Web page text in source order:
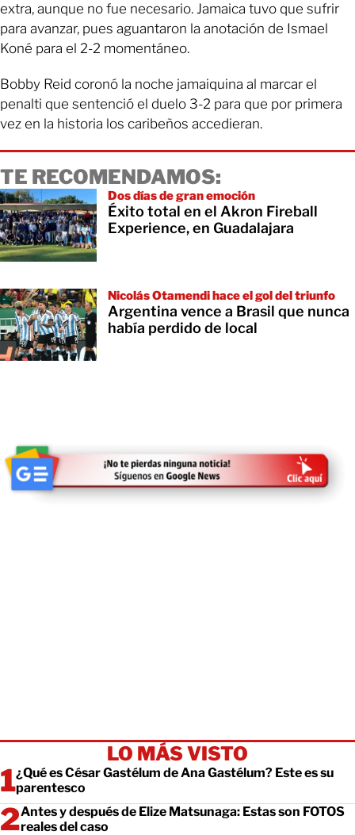
extra, aunque no fue necesario. Jamaica tuvo que sufrir
para avanzar, pues aguantaron la anotación de Ismael
Koné para el 2-2 momentáneo.
Bobby Reid coronó la noche jamaiquina al marcar el
penalti que sentenció el duelo 3-2 para que por primera
vez en la historia los caribeños accedieran.
TE RECOMENDAMOS:
Dos días de gran emoción
Éxito total en el Akron Fireball
Experience, en Guadalajara
Nicolás Otamendi hace el gol del triunfo
Argentina vence a Brasil que nunca
había perdido de local
LO MÁS VISTO
¿Qué es César Gastélum de Ana Gastélum? Este es su
parentesco
Antes y después de Elize Matsunaga: Estas son FOTOS
reales del caso